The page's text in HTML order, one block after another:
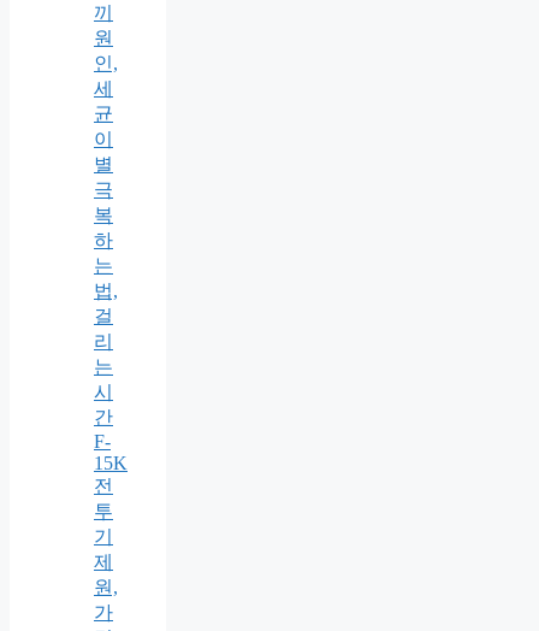
끼
원
인,
세
균
이
별
극
복
하
는
법,
걸
리
는
시
간
F-
15K
전
투
기
제
원,
가